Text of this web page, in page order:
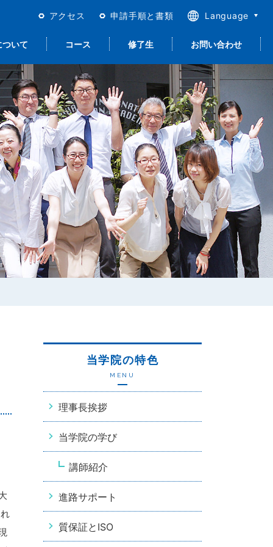
アクセス 申請手順と書類
Language
繁體中文
简体中文
進路サポート 質保証とISO
ついて
留学生活 宿泊について
コース
日本語＜留学以
外＞
就職サポート
修了生 お問い合わせ
当学院の特色
MENU
理事長挨拶
当学院の学び
講師紹介
進路サポート
質保証とISO